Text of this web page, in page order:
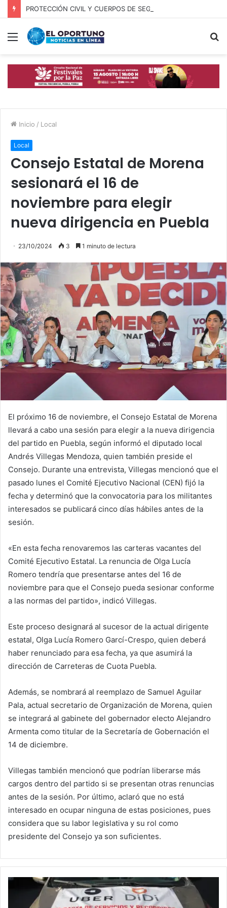
Menú
Inicio / Local
Local
Consejo Estatal de Morena
sesionará el 16 de
noviembre para elegir
nueva dirigencia en Puebla
23/10/2024 3 1 minuto de lectura
El próximo 16 de noviembre, el Consejo Estatal de Morena
llevará a cabo una sesión para elegir a la nueva dirigencia
del partido en Puebla, según informó el diputado local
Andrés Villegas Mendoza, quien también preside el
Consejo. Durante una entrevista, Villegas mencionó que el
pasado lunes el Comité Ejecutivo Nacional (CEN) fijó la
fecha y determinó que la convocatoria para los militantes
interesados se publicará cinco días hábiles antes de la
sesión.
«En esta fecha renovaremos las carteras vacantes del
Comité Ejecutivo Estatal. La renuncia de Olga Lucía
Romero tendría que presentarse antes del 16 de
noviembre para que el Consejo pueda sesionar conforme
a las normas del partido», indicó Villegas.
Este proceso designará al sucesor de la actual dirigente
estatal, Olga Lucía Romero Garcí-Crespo, quien deberá
haber renunciado para esa fecha, ya que asumirá la
dirección de Carreteras de Cuota Puebla.
Además, se nombrará al reemplazo de Samuel Aguilar
Pala, actual secretario de Organización de Morena, quien
se integrará al gabinete del gobernador electo Alejandro
Armenta como titular de la Secretaría de Gobernación el
14 de diciembre.
Villegas también mencionó que podrían liberarse más
cargos dentro del partido si se presentan otras renuncias
antes de la sesión. Por último, aclaró que no está
interesado en ocupar ninguna de estas posiciones, pues
considera que su labor legislativa y su rol como
presidente del Consejo ya son suficientes.